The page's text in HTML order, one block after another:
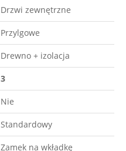
Drzwi zewnętrzne
Przylgowe
Drewno + izolacja
3
Nie
Standardowy
Zamek na wkładkę